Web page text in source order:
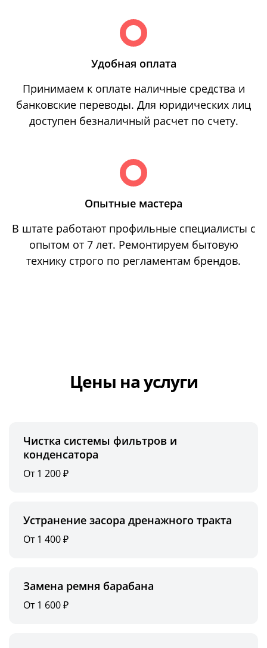
Удобная оплата
Принимаем к оплате наличные средства и
банковские переводы. Для юридических лиц
доступен безналичный расчет по счету.
Опытные мастера
В штате работают профильные специалисты с
опытом от 7 лет. Ремонтируем бытовую
технику строго по регламентам брендов.
Цены на услуги
Чистка системы фильтров и
конденсатора
От 1 200 ₽
Устранение засора дренажного тракта
От 1 400 ₽
Замена ремня барабана
От 1 600 ₽